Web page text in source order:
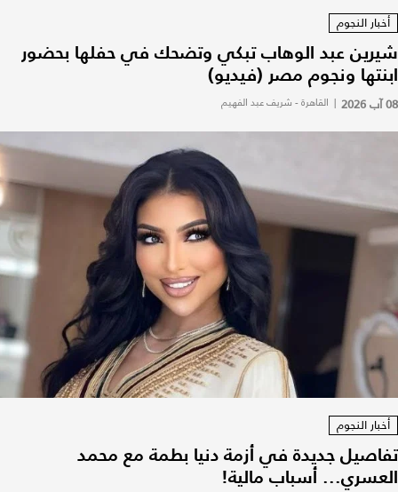
أخبار النجوم
شيرين عبد الوهاب تبكي وتضحك في حفلها بحضور
ابنتها ونجوم مصر (فيديو)
08 آب 2026 | القاهرة - شريف عبد الفهيم
أخبار النجوم
تفاصيل جديدة في أزمة دنيا بطمة مع محمد
العسري... أسباب مالية!